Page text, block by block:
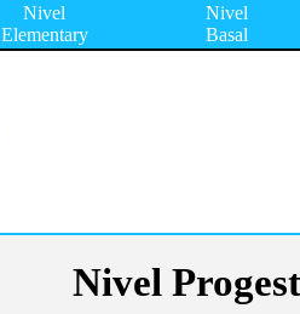
Nivel
Elementary
Nivel
Basal
Nivel